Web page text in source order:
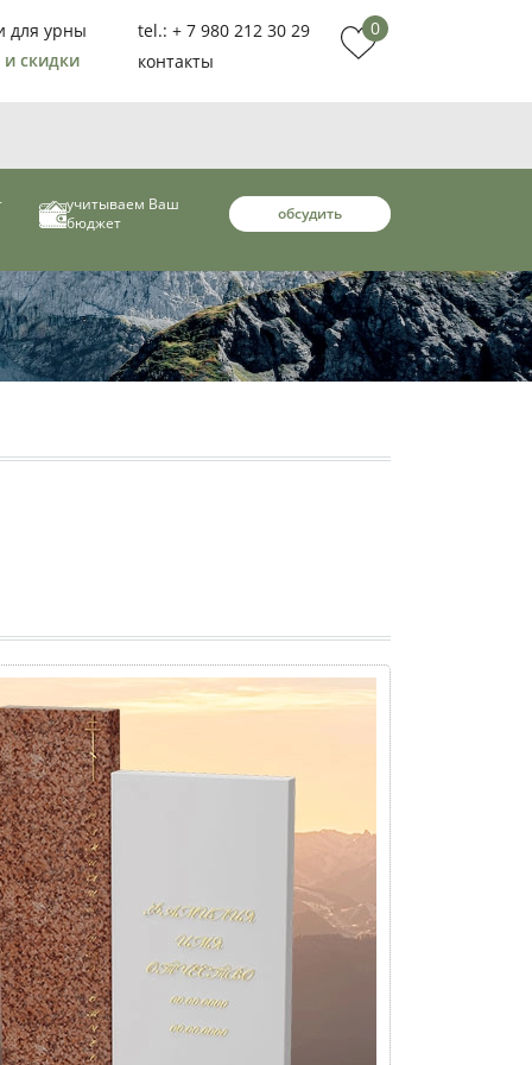
для урны
скидки
tel.: + 7 980 212 30 29
контакты
0
учитываем Ваш
бюджет
обсудить